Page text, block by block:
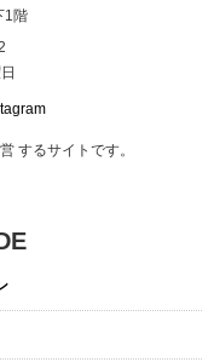
1階
するサイトです。